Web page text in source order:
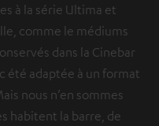
à la série Ultima et
comme le médiums
dans la Cinebar
été adaptée à un format
nous n’en sommes
habitent la barre, de